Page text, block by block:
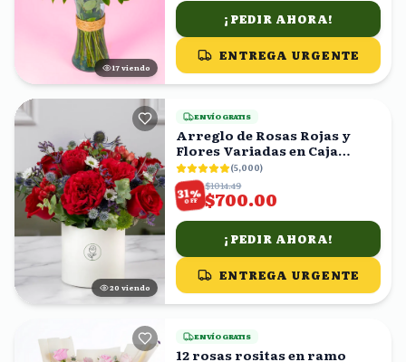
18 viendo
¡PEDIR AHORA!
ENTREGA URGENTE
21 viendo
ENVÍO GRATIS
Arreglo de Rosas Rojas y
Flores Variadas en Caja
Blanca
(5,000)
31%
OFF
$1014.49
$700.00
¡PEDIR AHORA!
ENTREGA URGENTE
ENVÍO GRATIS
12 rosas rositas en ramo